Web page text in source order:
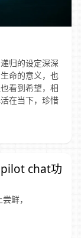
归的设定深深
命的意义，也
看到希望，相
在当下，珍惜
chat功
鲜，